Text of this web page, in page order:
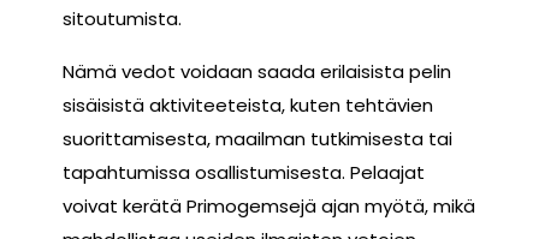
sitoutumista.
Nämä vedot voidaan saada erilaisista pelin
sisäisistä aktiviteeteista, kuten tehtävien
suorittamisesta, maailman tutkimisesta tai
tapahtumissa osallistumisesta. Pelaajat
voivat kerätä Primogemsejä ajan myötä, mikä